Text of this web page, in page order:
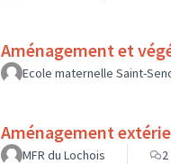
Aménagement et
Ecole maternelle Saint-
Aménagement
MFR du Lochois 2